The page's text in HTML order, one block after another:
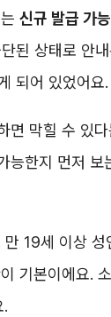
신규 발급 가
된 상태로 안
되어 있었어요.
막힐 수 있
한지 먼저 보
19세 이상
기본이에요.
.